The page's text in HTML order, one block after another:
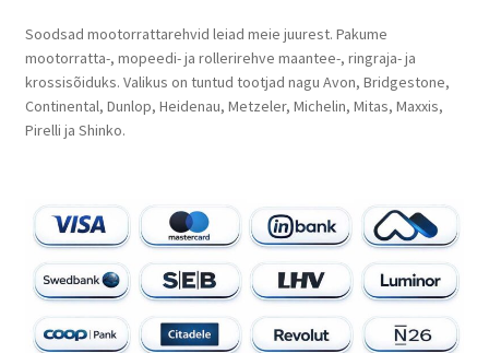
Soodsad mootorrattarehvid leiad meie juurest. Pakume
mootorratta-, mopeedi- ja rollerirehve maantee-, ringraja- ja
krossisõiduks. Valikus on tuntud tootjad nagu Avon, Bridgestone,
Continental, Dunlop, Heidenau, Metzeler, Michelin, Mitas, Maxxis,
Pirelli ja Shinko.